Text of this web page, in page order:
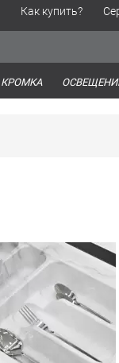
Как купить?
КРОМКА